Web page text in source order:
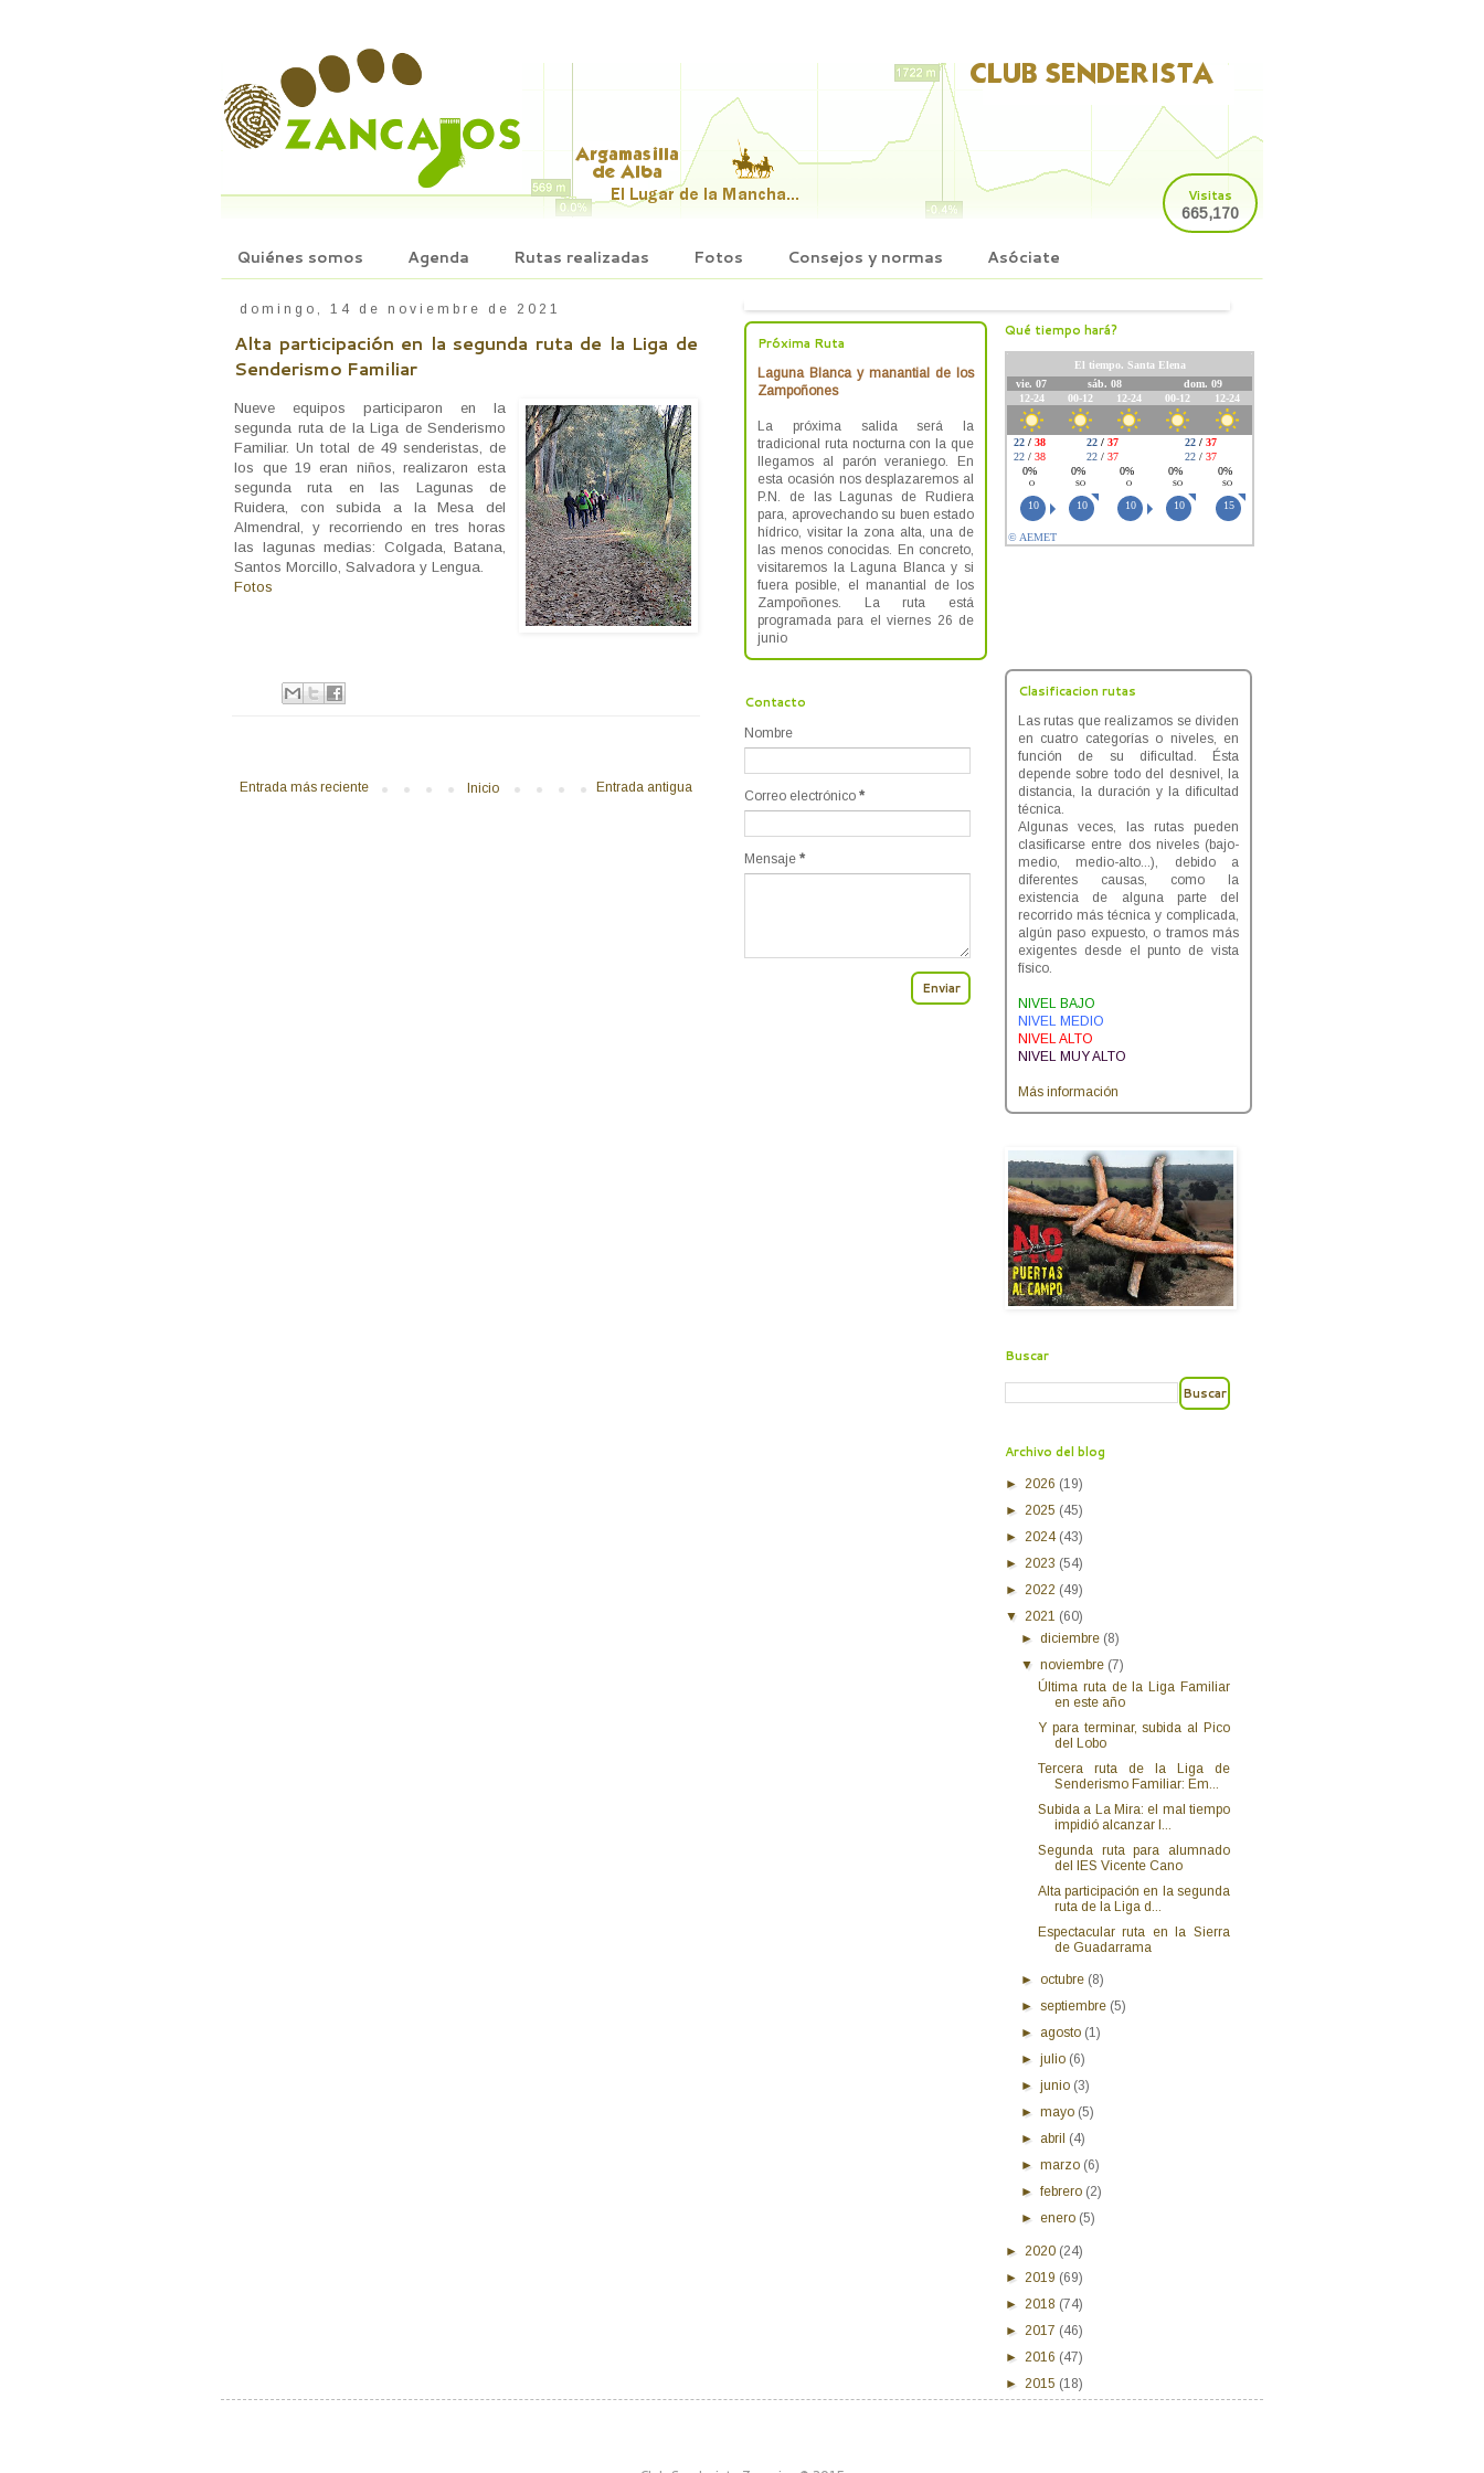
Quiénes somos Agenda Rutas realizadas Fotos Consejos y normas Asóciate
domingo, 14 de noviembre de 2021
Alta participación en la segunda ruta de la Liga de
Senderismo Familiar
Nueve equipos participaron en la
segunda ruta de la Liga de Senderismo
Familiar. Un total de 49 senderistas, de
los que 19 eran niños, realizaron esta
segunda ruta en las Lagunas de
Ruidera, con subida a la Mesa del
Almendral, y recorriendo en tres horas
las lagunas medias: Colgada, Batana,
Santos Morcillo, Salvadora y Lengua.
Fotos
Entrada más reciente Entrada antigua
Inicio
Visitas
665,170
Próxima Ruta
Laguna Blanca y manantial de los
Zampoñones
La próxima salida será la
tradicional ruta nocturna con la que
llegamos al parón veraniego. En
esta ocasión nos desplazaremos al
P.N. de las Lagunas de Rudiera
para, aprovechando su buen estado
hídrico, visitar la zona alta, una de
las menos conocidas. En concreto,
visitaremos la Laguna Blanca y si
fuera posible, el manantial de los
Zampoñones. La ruta está
programada para el viernes 26 de
junio
Contacto
Nombre
Correo electrónico *
Mensaje *
Qué tiempo hará?
Clasificacion rutas
Las rutas que realizamos se dividen
en cuatro categorías o niveles, en
función de su dificultad. Ésta
depende sobre todo del desnivel, la
distancia, la duración y la dificultad
técnica.
Algunas veces, las rutas pueden
clasificarse entre dos niveles (bajo-
medio, medio-alto...), debido a
diferentes causas, como la
existencia de alguna parte del
recorrido más técnica y complicada,
algún paso expuesto, o tramos más
exigentes desde el punto de vista
físico.
NIVEL BAJO
NIVEL MEDIO
NIVEL ALTO
NIVEL MUY ALTO
Más información
Buscar
Archivo del blog
► 2026 (19)
► 2025 (45)
► 2024 (43)
► 2023 (54)
► 2022 (49)
▼ 2021 (60)
►diciembre (8)
▼noviembre (7)
Última ruta de la Liga Familiar
en este año
Y para terminar, subida al Pico
del Lobo
Tercera ruta de la Liga de
Senderismo Familiar: Em...
Subida a La Mira: el mal tiempo
impidió alcanzar l...
Segunda ruta para alumnado
del IES Vicente Cano
Alta participación en la segunda
ruta de la Liga d...
Espectacular ruta en la Sierra
de Guadarrama
►octubre (8)
►septiembre (5)
► agosto (1)
►julio (6)
►junio (3)
►mayo (5)
► abril (4)
►marzo (6)
►febrero (2)
►enero (5)
► 2020 (24)
► 2019 (69)
► 2018 (74)
► 2017 (46)
► 2016 (47)
► 2015 (18)